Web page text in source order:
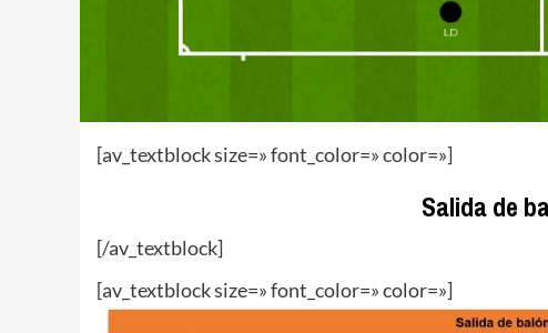
[av_textblock size=» font_color=» color=»]
Salida de
[/av_textblock]
[av_textblock size=» font_color=» color=»]